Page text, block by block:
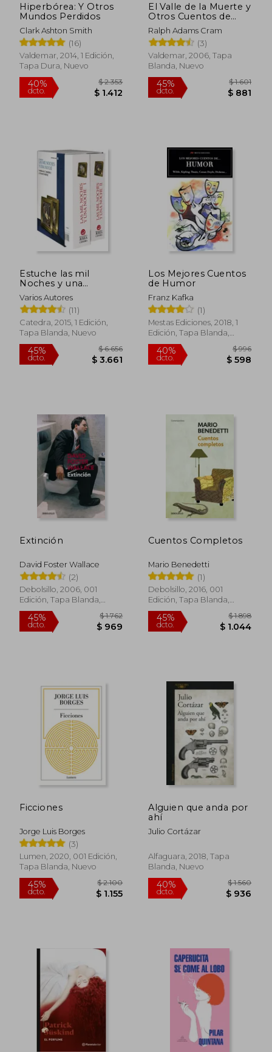
dcto.
Hiperbórea: Y Otros
Mundos Perdidos
Clark Ashton Smith
(16)
Valdemar, 2014, 1 Edición,
Tapa Dura, Nuevo
El Valle de la Muerte y
Otros Cuentos de
Fantasmas
Ralph Adams Cram
(3)
Valdemar, 2006, Tapa
Blanda, Nuevo
45%
dcto.
Estuche las mil
Noches y una
Noches, vol I-Ii
(Bibliotheca Avrea -
Estuches Avrea)
Varios Autores
(11)
Catedra, 2015, 1 Edición,
Tapa Blanda, Nuevo
45%
dcto. $ 3.661
Los Mejores Cuentos
de Humor
Franz Kafka
(1)
Mestas Ediciones, 2018, 1
Edición, Tapa Blanda,
Nuevo
40%
dcto.
Extinción
David Foster Wallace
(2)
Debolsillo, 2006, 001
Edición, Tapa Blanda,
Nuevo
Cuentos Completos
Mario Benedetti
(1)
Debolsillo, 2016, 001
Edición, Tapa Blanda,
Nuevo
Ficciones
Jorge Luis Borges
(3)
Lumen, 2020, 001 Edición,
Tapa Blanda, Nuevo
Alguien que anda por
ahí
Julio Cortázar
Alfaguara, 2018, Tapa
Blanda, Nuevo